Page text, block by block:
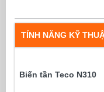
TÍNH NĂNG KỸ
Biến tần Teco N310